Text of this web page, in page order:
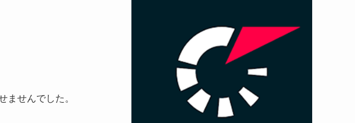
ませんでした。